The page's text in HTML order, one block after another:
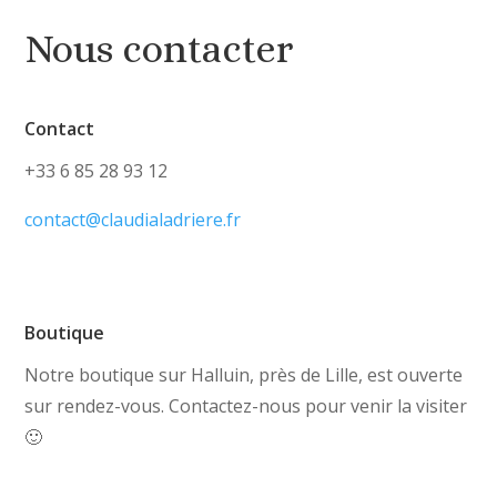
Nous contacter
Contact
+33 6 85 28 93 12
contact@claudialadriere.fr
Boutique
Notre boutique sur Halluin, près de Lille, est ouverte
sur rendez-vous. Contactez-nous pour venir la visiter
🙂